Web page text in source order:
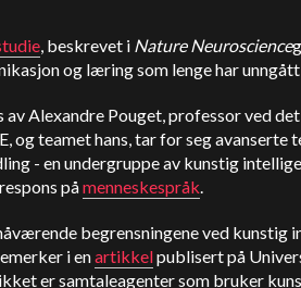
, beskrevet i Nature Neuroscience
og læring som lenge har
av Alexandre Pouget, professor ved
og teamet hans, tar for seg avanserte
- en undergruppe av kunstig
påmenneskespråk.
begrensningene ved kunstig
i enartikkelpublisert på
er samtaleagenter som bruker